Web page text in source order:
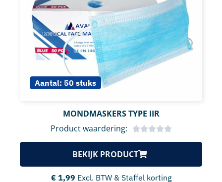
Aantal: 50 stuks
MONDMASKERS TYPE IIR
Product waardering:
BEKIJK PRODUCT
€1,99 Excl. BTW & Staffel korting